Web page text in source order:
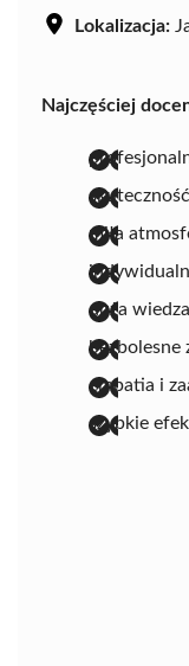
Lokalizacja:
Najczęściej
miła
duża wiedza
bezbolesne
empatia i
szybkie